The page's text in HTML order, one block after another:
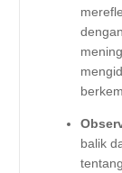
balik